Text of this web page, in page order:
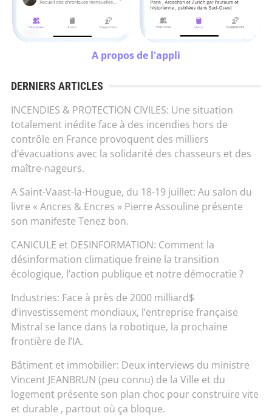
A propos de l'appli
DERNIERS ARTICLES
INCENDIES & PROTECTION CIVILES: Une situation
totalement inédite face à des incendies hors de
contrôle en France provoquent des milliers
d’évacuations avec la solidarité des chasseurs et des
maître-nageurs.
A Saint-Vaast-la-Hougue, du 18-19 juillet: Au salon du
livre « Ancres & Encres » Pierre Assouline présente
son manifeste Tenez bon.
CANICULE et DESINFORMATION: Comment la
désinformation climatique freine la transition
écologique, l’action publique et notre démocratie ?
Industries: Face à près de 2000 milliard$
d’investissement mondiaux, l’entreprise française
Mistral se lance dans la robotique, la prochaine
frontière de l’IA.
Bâtiment et immobilier: Deux interviews du ministre
Vincent JEANBRUN (peu connu) de la Ville et du
logement présente son plan choc pour construire vite
et durable , partout où ça bloque.